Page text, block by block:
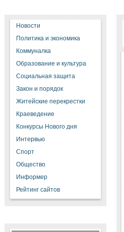
Новости
Политика и экономика
Коммуналка
Образование и культура
Социальная защита
Закон и порядок
Житейские перекрестки
Краеведение
Конкурсы Нового дня
Интервью
Спорт
Общество
Информер
Рейтинг сайтов